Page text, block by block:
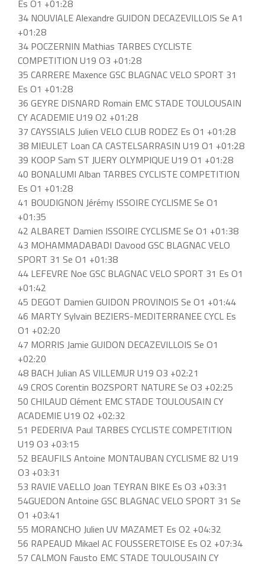
Es O1 +01:28
34 NOUVIALE Alexandre GUIDON DECAZEVILLOIS Se A1
+01:28
34 POCZERNIN Mathias TARBES CYCLISTE
COMPETITION U19 O3 +01:28
35 CARRERE Maxence GSC BLAGNAC VELO SPORT 31
Es O1 +01:28
36 GEYRE DISNARD Romain EMC STADE TOULOUSAIN
CY ACADEMIE U19 O2 +01:28
37 CAYSSIALS Julien VELO CLUB RODEZ Es O1 +01:28
38 MIEULET Loan CA CASTELSARRASIN U19 O1 +01:28
39 KOOP Sam ST JUERY OLYMPIQUE U19 O1 +01:28
40 BONALUMI Alban TARBES CYCLISTE COMPETITION
Es O1 +01:28
41 BOUDIGNON Jérémy ISSOIRE CYCLISME Se O1
+01:35
42 ALBARET Damien ISSOIRE CYCLISME Se O1 +01:38
43 MOHAMMADABADI Davood GSC BLAGNAC VELO
SPORT 31 Se O1 +01:38
44 LEFEVRE Noe GSC BLAGNAC VELO SPORT 31 Es O1
+01:42
45 DEGOT Damien GUIDON PROVINOIS Se O1 +01:44
46 MARTY Sylvain BEZIERS-MEDITERRANEE CYCL Es
O1 +02:20
47 MORRIS Jamie GUIDON DECAZEVILLOIS Se O1
+02:20
48 BACH Julian AS VILLEMUR U19 O3 +02:21
49 CROS Corentin BOZSPORT NATURE Se O3 +02:25
50 CHILAUD Clément EMC STADE TOULOUSAIN CY
ACADEMIE U19 O2 +02:32
51 PEDERIVA Paul TARBES CYCLISTE COMPETITION
U19 O3 +03:15
52 BEAUFILS Antoine MONTAUBAN CYCLISME 82 U19
O3 +03:31
53 RAVIE VAELLO Joan TEYRAN BIKE Es O3 +03:31
54GUEDON Antoine GSC BLAGNAC VELO SPORT 31 Se
O1 +03:41
55 MORANCHO Julien UV MAZAMET Es O2 +04:32
56 RAPEAUD Mikael AC FOUSSERETOISE Es O2 +07:34
57 CALMON Fausto EMC STADE TOULOUSAIN CY